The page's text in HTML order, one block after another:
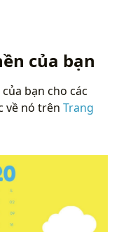
của bạn
bạn cho các
về nó trên Trang